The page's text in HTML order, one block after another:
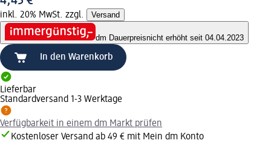
inkl. 20% MwSt. zzgl. Versand
dm Dauerpreisnicht erhöht seit 04.04.2023
In den Warenkorb
Lieferbar
Standardversand 1-3 Werktage
Verfügbarkeit in einem dm Markt prüfen
Kostenloser Versand ab 49 € mit Mein dm Konto